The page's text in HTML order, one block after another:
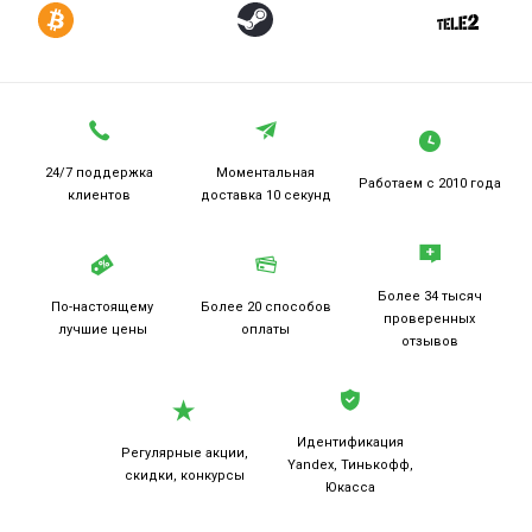
24/7 поддержка
клиентов
Моментальная
доставка 10 секунд
Работаем с 2010 года
По-настоящему
лучшие цены
Более 20 способов
оплаты
Более 34 тысяч
проверенных
отзывов
Регулярные акции,
скидки, конкурсы
Идентификация
Yandex, Тинькофф,
Юкасса